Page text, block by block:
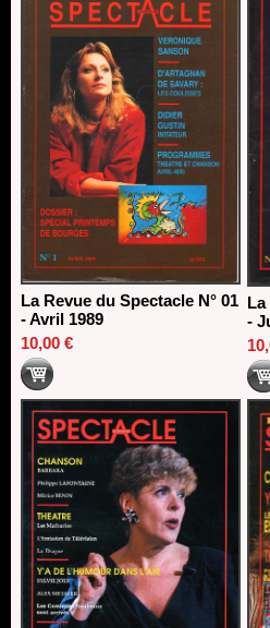
13/06/2026
Dispositif SACD Auteurs
18/03/2026
La Revue du Spectacle N° 01
- Avril 1989
10,00 €
La
-